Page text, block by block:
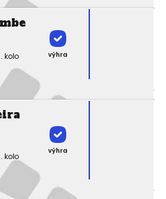
kolo
výhra
kolo
výhra